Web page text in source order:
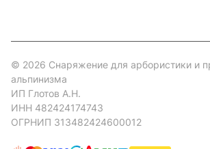
© 2026 Снаряжение для арбористики и
альпинизма
ИП Глотов А.Н.
ИНН 482424174743
ОГРНИП 313482424600012